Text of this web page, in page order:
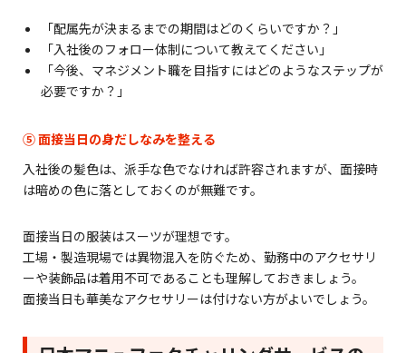
「配属先が決まるまでの期間はどのくらいですか？」
「入社後のフォロー体制について教えてください」
「今後、マネジメント職を目指すにはどのようなステップが
必要ですか？」
⑤ 面接当日の身だしなみを整える
入社後の髪色は、派手な色でなければ許容されますが、面接時
は暗めの色に落としておくのが無難です。
面接当日の服装はスーツが理想です。
工場・製造現場では異物混入を防ぐため、勤務中のアクセサリ
ーや装飾品は着用不可であることも理解しておきましょう。
面接当日も華美なアクセサリーは付けない方がよいでしょう。